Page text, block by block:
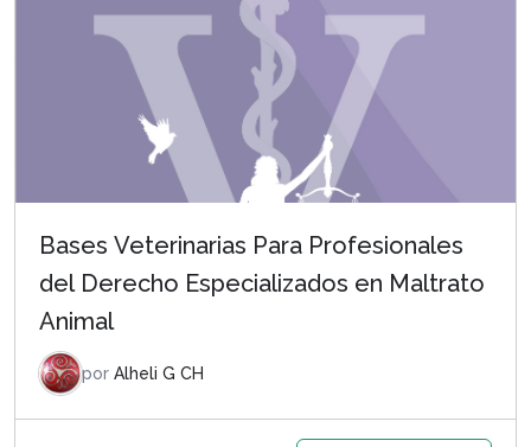
Bases Veterinarias Para Profesionales
del Derecho Especializados en Maltrato
Animal
por Alheli G CH